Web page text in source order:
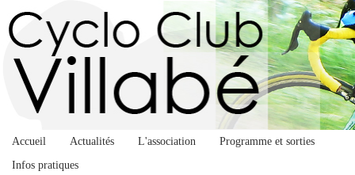
Accueil Actualités L'association
Programme et sorties
Infos pratiques